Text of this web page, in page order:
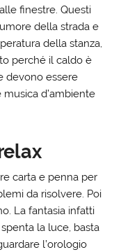
finestre. Questi
della strada e
della stanza,
perché il caldo è
devono essere
d’ambiente
carta e penna per
da risolvere. Poi
La fantasia infatti
la luce, basta
l’orologio